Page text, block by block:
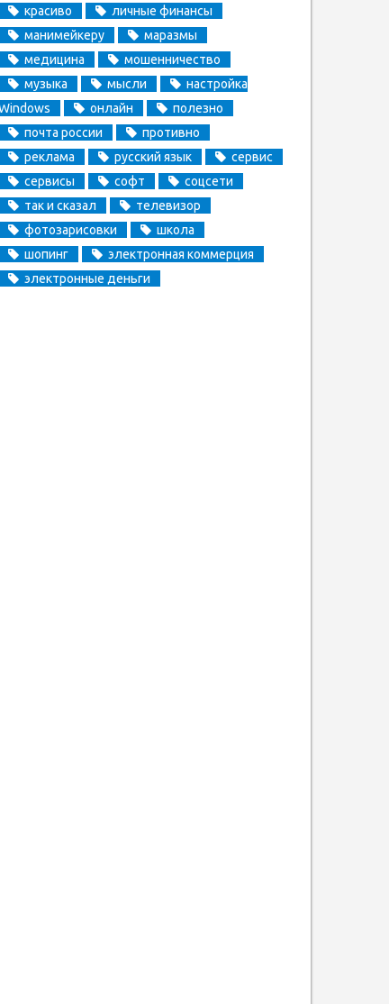
красиво
личные финансы
манимейкеру
маразмы
медицина
мошенничество
музыка
мысли
настройка
онлайн
полезно
почта россии
противно
реклама
русский язык
сервис
сервисы
софт
соцсети
так и сказал
телевизор
фотозарисовки
школа
шопинг
электронная коммерция
электронные деньги